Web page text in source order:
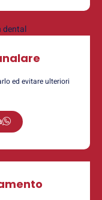
ed evitare ulteriori